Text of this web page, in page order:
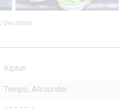
Decathlon
Kiprun
Tempo, Allrounder